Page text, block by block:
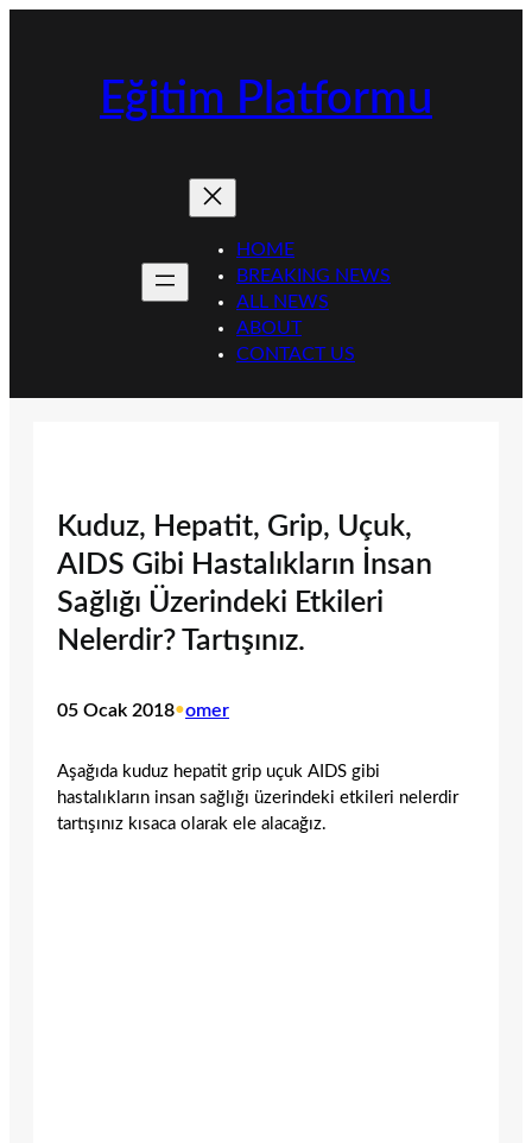
Eğitim Platformu
HOME
BREAKING NEWS
ALL NEWS
ABOUT
CONTACT US
Kuduz, Hepatit, Grip, Uçuk,
AIDS Gibi Hastalıkların İnsan
Sağlığı Üzerindeki Etkileri
Nelerdir? Tartışınız.
05 Ocak 2018•omer
Aşağıda kuduz hepatit grip uçuk AIDS gibi
hastalıkların insan sağlığı üzerindeki etkileri nelerdir
tartışınız kısaca olarak ele alacağız.